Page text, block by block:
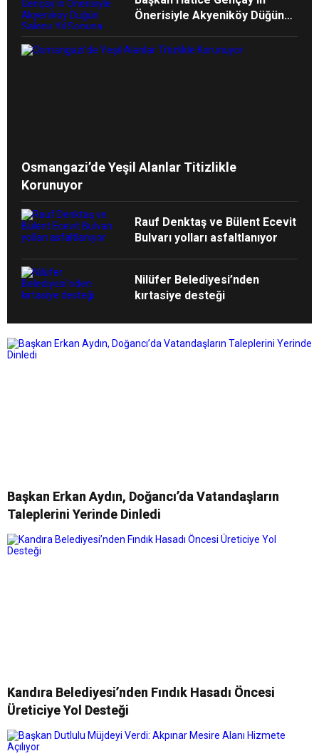
Önerisiyle Akyeniköy Düğün
Ücretsiz
Osmangazi’de Yeşil Alanlar Titizlikle
Korunuyor
Rauf Denktaş ve Bülent Ecevit
Bulvarı yolları asfaltlanıyor
Nilüfer Belediyesi’nden
kırtasiye desteği
Başkan Erkan Aydın, Doğancı’da Vatandaşların
Taleplerini Yerinde Dinledi
Kandıra Belediyesi’nden Fındık Hasadı Öncesi
Üreticiye Yol Desteği